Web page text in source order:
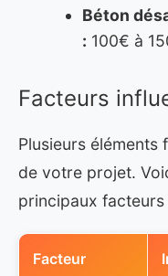
Béton
: 100€ à
Facteurs
Plusieurs
de votre projet.
principaux facteurs
Facteur